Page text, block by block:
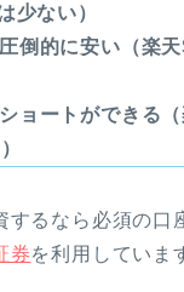
少ない）
倒的に安い（楽
ョートができる
するなら必須の口
券を利用していま